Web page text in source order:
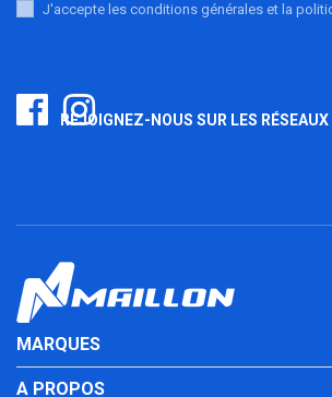
J'accepte les conditions générales et la
REJOIGNEZ-NOUS SUR LES
MARQUES
A PROPOS